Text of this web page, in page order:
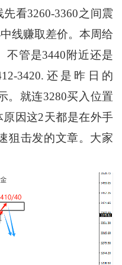
看3260-3360之间震
线赚取差价。本周给
不管是3440附近还是
3420.还是昨日的
。就连3280买入位置
因这2天都是在外手
狙击发的文章。大家